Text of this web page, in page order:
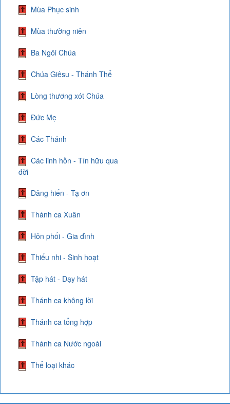
Mùa Phục sinh
Mùa thường niên
Ba Ngôi Chúa
Chúa Giêsu - Thánh Thể
Lòng thương xót Chúa
Đức Mẹ
Các Thánh
Các linh hồn - Tín hữu qua
đời
Dâng hiến - Tạ ơn
Thánh ca Xuân
Hôn phối - Gia đình
Thiếu nhi - Sinh hoạt
Tập hát - Dạy hát
Thánh ca không lời
Thánh ca tổng hợp
Thánh ca Nước ngoài
Thể loại khác